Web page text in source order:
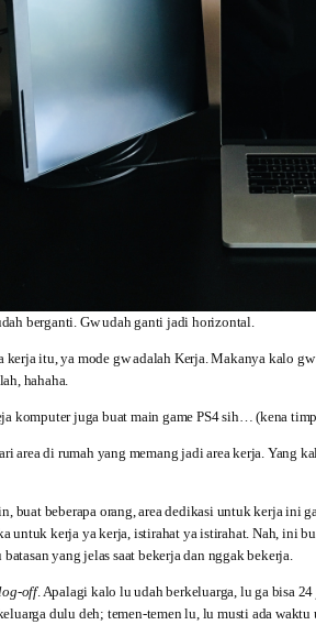
berganti. Gw udah ganti jadi horizontal.
kerja itu, ya mode gw adalah Kerja. Makanya kalo
hahaha.
komputer juga buat main game PS4 sih… (kena
area di rumah yang memang jadi area kerja. Yang
buat beberapa orang, area dedikasi untuk kerja ini
untuk kerja ya kerja, istirahat ya istirahat. Nah, ini
yang jelas saat bekerja dan nggak bekerja.
log-off. Apalagi kalo lu udah berkeluarga, lu ga bisa
dulu deh; temen-temen lu, lu musti ada